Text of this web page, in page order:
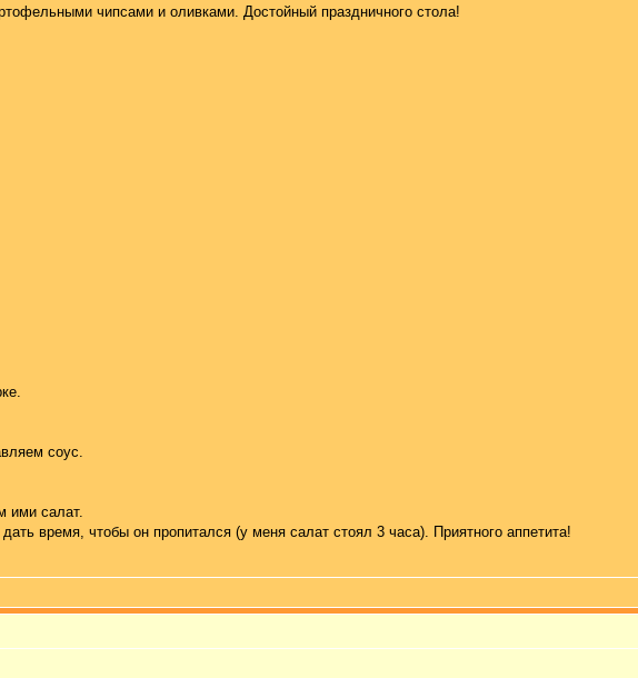
чипсами и оливками. Достойный праздничного стола!
соус.
ими салат.
время, чтобы он пропитался (у меня салат стоял 3 часа). Приятного аппетита!